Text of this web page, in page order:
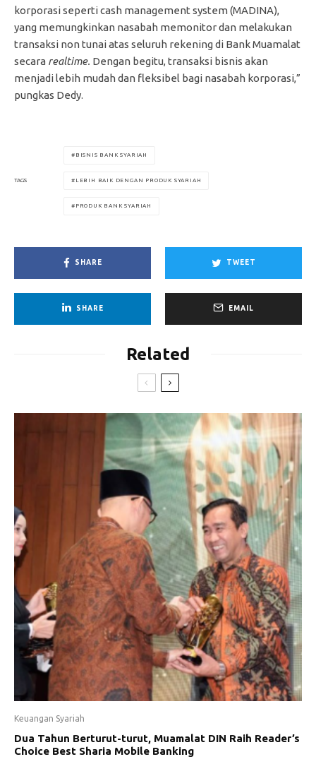
korporasi seperti cash management system (MADINA),
yang memungkinkan nasabah memonitor dan melakukan
transaksi non tunai atas seluruh rekening di Bank Muamalat
secara realtime. Dengan begitu, transaksi bisnis akan
menjadi lebih mudah dan fleksibel bagi nasabah korporasi,”
pungkas Dedy.
TAGS
BISNIS BANK SYARIAH
LEBIH BAIK DENGAN PRODUK SYARIAH
PRODUK BANK SYARIAH
SHARE TWEET
SHARE EMAIL
Related
Keuangan Syariah
Dua Tahun Berturut-turut, Muamalat DIN Raih Reader’s
Choice Best Sharia Mobile Banking